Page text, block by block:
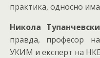
практика, односно
Никола Тупанчевски
правда, професор
УКИМ и експерт на